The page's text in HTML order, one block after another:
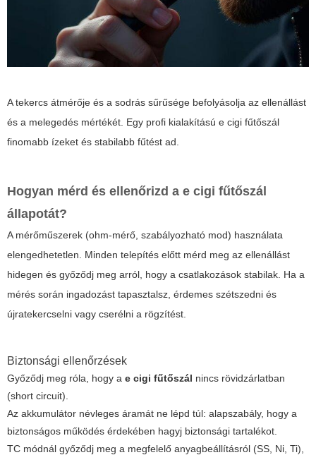
A tekercs átmérője és a sodrás sűrűsége befolyásolja az ellenállást
és a melegedés mértékét. Egy profi kialakítású e cigi fűtőszál
finomabb ízeket és stabilabb fűtést ad.
Hogyan mérd és ellenőrizd a e cigi fűtőszál
állapotát?
A mérőműszerek (ohm-mérő, szabályozható mod) használata
elengedhetetlen. Minden telepítés előtt mérd meg az ellenállást
hidegen és győződj meg arról, hogy a csatlakozások stabilak. Ha a
mérés során ingadozást tapasztalsz, érdemes szétszedni és
újratekercselni vagy cserélni a rögzítést.
Biztonsági ellenőrzések
Győződj meg róla, hogy a e cigi fűtőszál nincs rövidzárlatban
(short circuit).
Az akkumulátor névleges áramát ne lépd túl: alapszabály, hogy a
biztonságos működés érdekében hagyj biztonsági tartalékot.
TC módnál győződj meg a megfelelő anyagbeállításról (SS, Ni, Ti),